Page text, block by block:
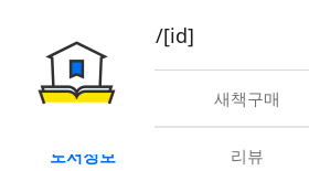
book/rent/[id]
대여 새책구매
도서정보 리뷰